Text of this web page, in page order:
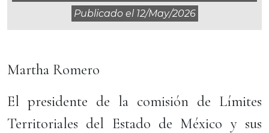
Publicado el 12/may/2026
Martha Romero
El presidente de la comisión de Límites
Territoriales del Estado de México y sus